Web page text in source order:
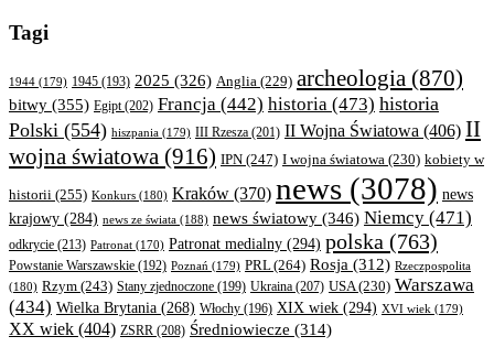
Tagi
1944 (179) 1945 (193) 2025 (326) Anglia (229) archeologia (870)
bitwy (355) Egipt(202) Francja (442) historia (473) historia
Polski (554) hiszpania (179) III Rzesza (201) II Wojna Światowa (406) II
wojna światowa (916) IPN (247) I wojna światowa (230) kobiety w
historii (255) Konkurs (180) Kraków (370) news (3078) news
krajowy (284) news ze świata (188) news światowy (346) Niemcy (471)
odkrycie (213) Patronat (170) Patronat medialny (294) polska (763)
Powstanie Warszawskie (192) Poznań (179) PRL(264) Rosja (312) Rzeczpospolita
(180) Rzym (243) Stany zjednoczone (199) Ukraina (207) USA(230) Warszawa
(434) Wielka Brytania (268) Włochy (196) XIX wiek (294) XVI wiek (179)
XX wiek (404) ZSRR (208) Średniowiecze (314)